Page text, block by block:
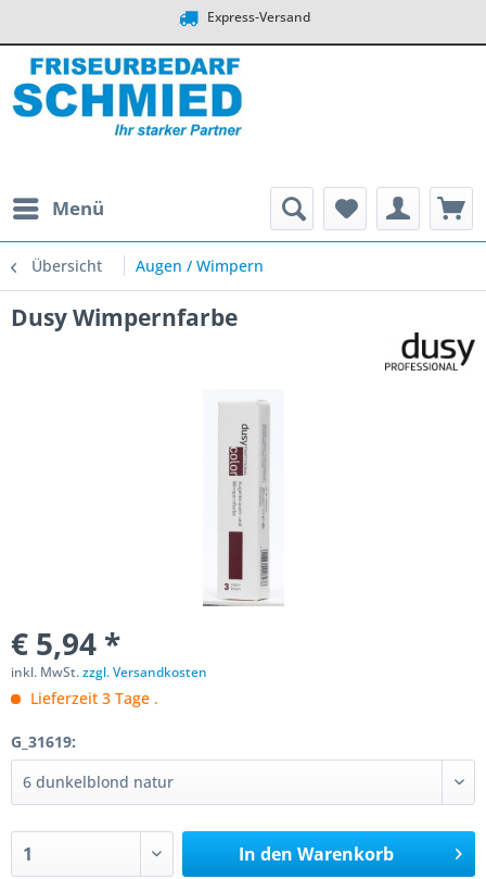
Express-Versand
Menü
Übersicht Augen / Wimpern
Dusy Wimpernfarbe
€ 5,94 *
inkl. MwSt.zzgl. Versandkosten
Lieferzeit 3 Tage .
G_31619:
In den Warenkorb